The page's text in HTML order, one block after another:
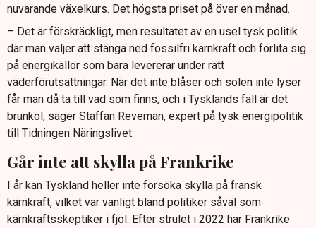
nuvarande växelkurs. Det högsta priset på över en månad.
– Det är förskräckligt, men resultatet av en usel tysk politik
där man väljer att stänga ned fossilfri kärnkraft och förlita sig
på energikällor som bara levererar under rätt
väderförutsättningar. När det inte blåser och solen inte lyser
får man då ta till vad som finns, och i Tysklands fall är det
brunkol, säger Staffan Reveman, expert på tysk energipolitik
till Tidningen Näringslivet.
Går inte att skylla på Frankrike
I år kan Tyskland heller inte försöka skylla på fransk
kärnkraft, vilket var vanligt bland politiker såväl som
kärnkraftsskeptiker i fjol. Efter strulet i 2022 har Frankrike